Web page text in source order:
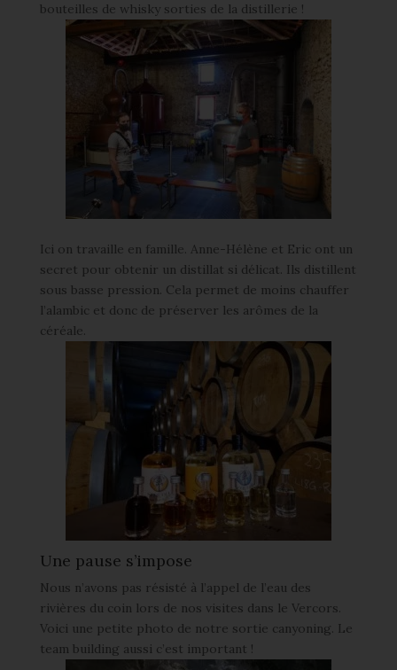
bouteilles de whisky sorties de la distillerie !
Ici on travaille en famille. Anne-Hélène et Eric ont un
secret pour obtenir un distillat si délicat. Ils distillent
sous basse pression. Cela permet de moins chauffer
l’alambic et donc de préserver les arômes de la
céréale.
Une pause s’impose
Nous n’avons pas résisté à l’appel de l’eau des
rivières du coin lors de nos visites dans le Vercors.
Voici une petite photo de notre sortie canyoning. Le
team building aussi c’est important !